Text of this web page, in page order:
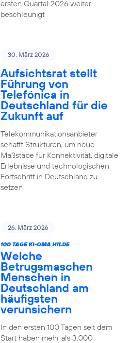
ersten Quartal 2026 weiter
beschleunigt
30. März 2026
Aufsichtsrat stellt
Führung von
Telefónica in
Deutschland für die
Zukunft auf
Telekommunikationsanbieter
schafft Strukturen, um neue
Maßstäbe für Konnektivität, digitale
Erlebnisse und technologischen
Fortschritt in Deutschland zu
setzen
26. März 2026
100 TAGE KI-OMA HILDE
Welche
Betrugsmaschen
Menschen in
Deutschland am
häufigsten
verunsichern
In den ersten 100 Tagen seit dem
Start haben mehr als 3.000